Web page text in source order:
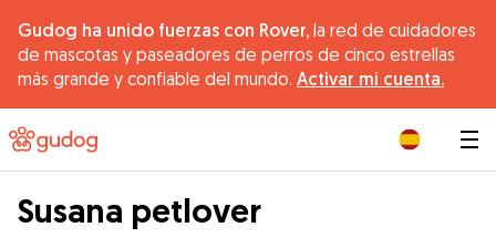
Gudog ha unido fuerzas con Rover, la red de cuidadores
de mascotas y paseadores de perros de cinco estrellas
más grande y confiable del mundo. Activar mi cuenta.
Susana petlover